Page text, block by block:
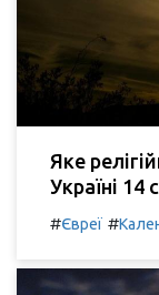
Яке
Україні 14
#Євреї #